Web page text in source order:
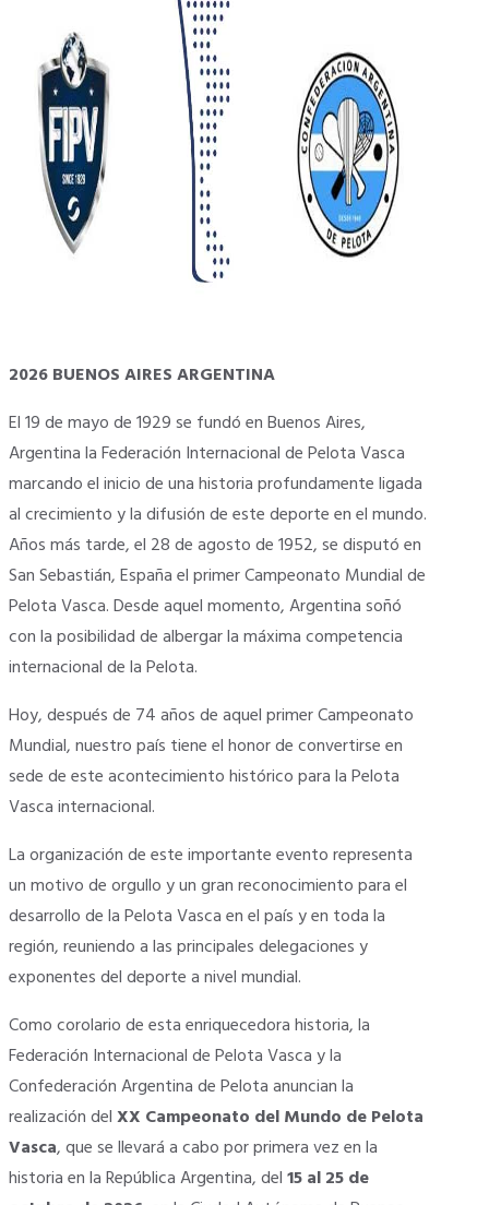
2026 BUENOS AIRES ARGENTINA
El 19 de mayo de 1929 se fundó en Buenos Aires,
Argentina la Federación Internacional de Pelota Vasca
marcando el inicio de una historia profundamente ligada
al crecimiento y la difusión de este deporte en el mundo.
Años más tarde, el 28 de agosto de 1952, se disputó en
San Sebastián, España el primer Campeonato Mundial de
Pelota Vasca. Desde aquel momento, Argentina soñó
con la posibilidad de albergar la máxima competencia
internacional de la Pelota.
Hoy, después de 74 años de aquel primer Campeonato
Mundial, nuestro país tiene el honor de convertirse en
sede de este acontecimiento histórico para la Pelota
Vasca internacional.
La organización de este importante evento representa
un motivo de orgullo y un gran reconocimiento para el
desarrollo de la Pelota Vasca en el país y en toda la
región, reuniendo a las principales delegaciones y
exponentes del deporte a nivel mundial.
Como corolario de esta enriquecedora historia, la
Federación Internacional de Pelota Vasca y la
Confederación Argentina de Pelota anuncian la
realización del XX Campeonato del Mundo de Pelota
Vasca, que se llevará a cabo por primera vez en la
historia en la República Argentina, del 15 al 25 de